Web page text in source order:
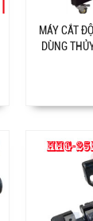
MÁY CẮT
DÙNG